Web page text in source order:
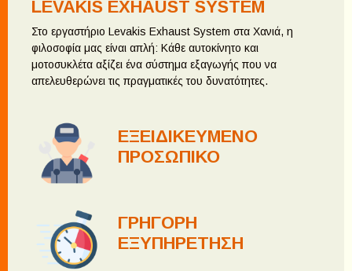
LEVAKIS EXHAUST SYSTEM
Στο εργαστήριο Levakis Exhaust System στα Χανιά, η
φιλοσοφία μας είναι απλή: Κάθε αυτοκίνητο και
μοτοσυκλέτα αξίζει ένα σύστημα εξαγωγής που να
απελευθερώνει τις πραγματικές του δυνατότητες.
ΕΞΕΙΔΙΚΕΥΜΕΝΟ
ΠΡΟΣΩΠΙΚΟ
ΓΡΗΓΟΡΗ
ΕΞΥΠΗΡΕΤΗΣΗ